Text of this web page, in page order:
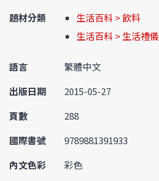
題材分類
生活百科 > 飲料
生活百科 > 生活禮儀
語言
繁體中文
出版日期
2015-05-27
頁數
288
國際書號
9789881391933
內文色彩
彩色